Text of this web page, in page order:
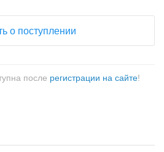
о поступлении
после регистрации на сайте!